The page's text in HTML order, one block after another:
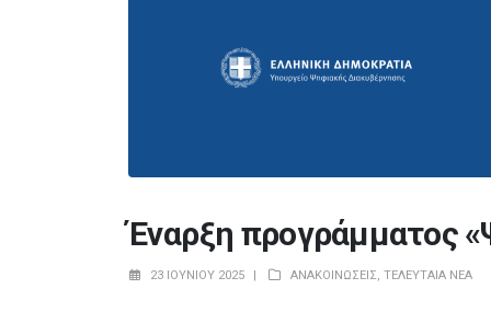
Έναρξη προγράμματος
23 ΙΟΥΝΊΟΥ 2025 ΑΝΑΚΟΙΝΏΣΕΙΣ, ΤΕΛΕΥΤΑΊΑ ΝΈΑ
Θετική εισήγηση της